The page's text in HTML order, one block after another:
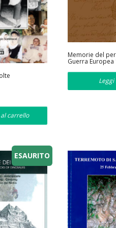
carrello
Memorie del
Guerra Europea
ESAURITO